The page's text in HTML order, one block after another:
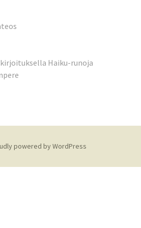
Haiku-runoja
powered by WordPress